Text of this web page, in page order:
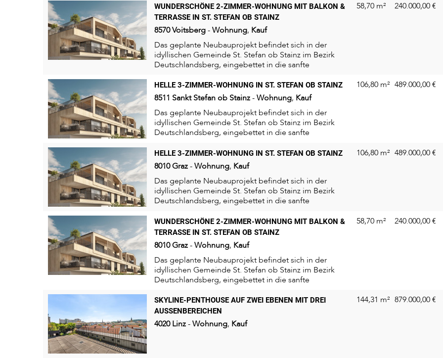
WUNDERSCHÖNE 2-ZIMMER-WOHNUNG MIT BALKON &
TERRASSE IN ST. STEFAN OB STAINZ
8570Voitsberg-Wohnung, Kauf
Das geplante Neubauprojekt befindet sich in der
idyllischen Gemeinde St. Stefan ob Stainz im Bezirk
Deutschlandsberg, eingebettet in die sanfte
58,70 m² 240.000,00€
HELLE 3-ZIMMER-WOHNUNG IN ST. STEFAN OB STAINZ
8511 Sankt Stefan ob Stainz-Wohnung, Kauf
Das geplante Neubauprojekt befindet sich in der
idyllischen Gemeinde St. Stefan ob Stainz im Bezirk
Deutschlandsberg, eingebettet in die sanfte
106,80 m² 489.000,00€
HELLE 3-ZIMMER-WOHNUNG IN ST. STEFAN OB STAINZ
8010Graz-Wohnung, Kauf
Das geplante Neubauprojekt befindet sich in der
idyllischen Gemeinde St. Stefan ob Stainz im Bezirk
Deutschlandsberg, eingebettet in die sanfte
106,80 m² 489.000,00€
WUNDERSCHÖNE 2-ZIMMER-WOHNUNG MIT BALKON &
TERRASSE IN ST. STEFAN OB STAINZ
8010Graz-Wohnung, Kauf
Das geplante Neubauprojekt befindet sich in der
idyllischen Gemeinde St. Stefan ob Stainz im Bezirk
Deutschlandsberg, eingebettet in die sanfte
58,70 m² 240.000,00€
SKYLINE-PENTHOUSE AUF ZWEI EBENEN MIT DREI
AUSSENBEREICHEN
4020 Linz-Wohnung, Kauf
144,31 m² 879.000,00€